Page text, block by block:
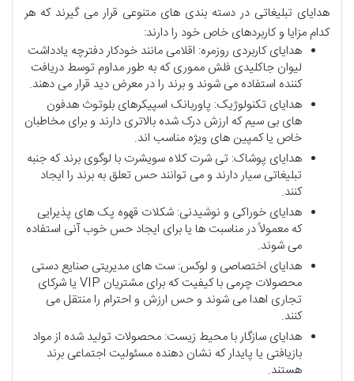
هدایای تبلیغاتی در دسته بندی های متنوعی قرار می گیرند که هر
کدام مزایا و کاربردهای خاص خود را دارند:
هدایای کاربردی روزمره: اقلامی مانند خودکار دفترچه یادداشت
لیوان جاکلیدی فلش مموری که به طور مداوم توسط دریافت
کننده استفاده می شوند و برند را در معرض دید قرار می دهند.
هدایای تکنولوژیک: پاوربانک اسپیکرهای بلوتوث هدفون
های بی سیم که ارزش درک شده بالاتری دارند و برای مخاطبان
خاص یا کمپین های ویژه مناسب اند.
هدایای پوشاک: تی شرت کلاه سویشرت با لوگوی برند که جنبه
تبلیغاتی سیار دارند و می توانند حس تعلق به برند را ایجاد
کنند.
هدایای خوراکی و نوشیدنی: شکلات قهوه پک های پذیرایی
که معمولاً در مناسبت ها یا برای ایجاد حس خوب آنی استفاده
می شوند.
هدایای اختصاصی و لوکس: ست های مدیریتی صنایع دستی
محصولات چرمی با کیفیت که برای مشتریان VIP یا شرکای
تجاری اهدا می شوند و حس ارزش و احترام را منتقل می
کنند.
هدایای سازگار با محیط زیست: محصولات تولید شده از مواد
بازیافتی یا پایدار که نشان دهنده مسئولیت اجتماعی برند
هستند.